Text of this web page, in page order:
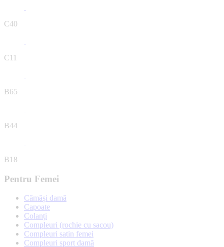
C40
C11
B65
B44
B18
Pentru Femei
Cămăși damă
Capoate
Colanți
Compleuri (rochie cu sacou)
Compleuri satin femei
Compleuri sport damă